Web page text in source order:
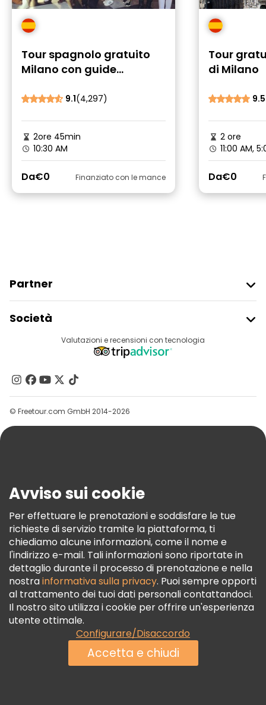
Tour spagnolo gratuito
Milano con guide
9.1(4,297)
2ore 45min
10:30 AM
Da€0 Finanziato con le mance
Tour
di Milano
9.5
2 ore
11:00 AM,
Da€0
Partner
Accesso Del Fornitore
Programma Di Affiliazione
Società
Destinazioni
Contattaci
Gruppi
Aiuto
Termini E Condizioni
Informativa Sui Cookie
Freetour Premi
Programma Di Fidelizzazione
Valutazioni e recensioni con tecnologia
© Freetour.com GmbH 2014-2026
Avviso sui cookie
Per effettuare le prenotazioni e soddisfare le tue
richieste di servizio tramite la piattaforma, ti
chiediamo alcune informazioni, come il nome e
l'indirizzo e-mail. Tali informazioni sono riportate in
dettaglio durante il processo di prenotazione e nella
nostrainformativa sulla privacy. Puoi sempre opporti
al trattamento dei tuoi dati personali contattandoci.
Il nostro sito utilizza i cookie per offrire un'esperienza
utente ottimale.
Configurare/Disaccordo
Accetta e chiudi